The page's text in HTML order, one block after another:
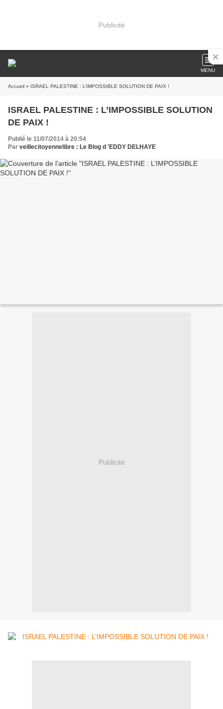
Publicité
MENU
Accueil » ISRAEL PALESTINE : L’IMPOSSIBLE SOLUTION DE PAIX !
ISRAEL PALESTINE : L’IMPOSSIBLE SOLUTION
DE PAIX !
Publié le 11/07/2014 à 20:54
Par veillecitoyennelibre : Le Blog d 'EDDY DELHAYE
Publicité